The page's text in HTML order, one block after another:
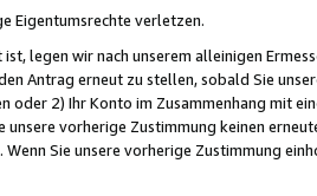
Eigentumsrechte verletzen.
legen wir nach unserem alleinigen
Antrag erneut zu stellen, sobald Sie
oder 2) Ihr Konto im Zusammenhang mit
unsere vorherige Zustimmung keinen
Wenn Sie unsere vorherige Zustimmung